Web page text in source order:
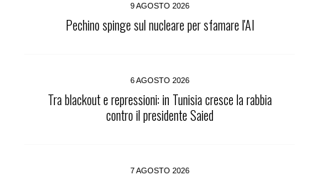
9 AGOSTO 2026
Pechino spinge sul nucleare per sfamare l'AI
6 AGOSTO 2026
Tra blackout e repressioni: in Tunisia cresce la rabbia
contro il presidente Saied
7 AGOSTO 2026